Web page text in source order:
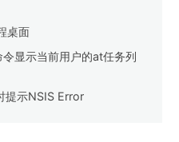
桌面
显示当前用户的at任务列
提示NSIS Error